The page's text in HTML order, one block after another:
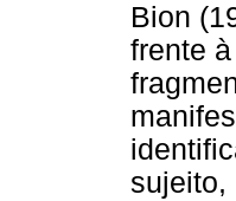
Bion
frente
sujeito,